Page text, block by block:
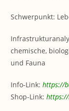
Schwerpunkt:
chemische,
und Fauna
Info-Link:https://
Shop-Link:https://